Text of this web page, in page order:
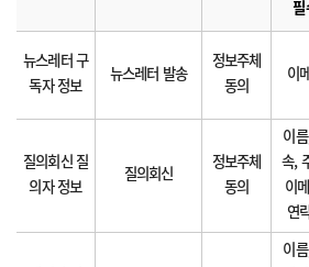
필
뉴스레터 구
독자 정보
뉴스레터 발송
정보주체
동의
이
질의회신 질
의자 정보
질의회신
정보주체
동의
이
속,
이
연
이름